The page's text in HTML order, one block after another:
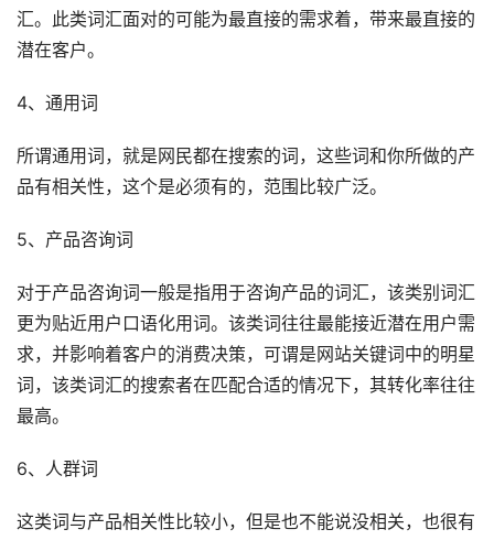
汇。此类词汇面对的可能为最直接的需求着，带来最直接的
潜在客户。
4、通用词
所谓通用词，就是网民都在搜索的词，这些词和你所做的产
品有相关性，这个是必须有的，范围比较广泛。
5、产品咨询词
对于产品咨询词一般是指用于咨询产品的词汇，该类别词汇
更为贴近用户口语化用词。该类词往往最能接近潜在用户需
求，并影响着客户的消费决策，可谓是网站关键词中的明星
词，该类词汇的搜索者在匹配合适的情况下，其转化率往往
最高。
6、人群词
这类词与产品相关性比较小，但是也不能说没相关，也很有